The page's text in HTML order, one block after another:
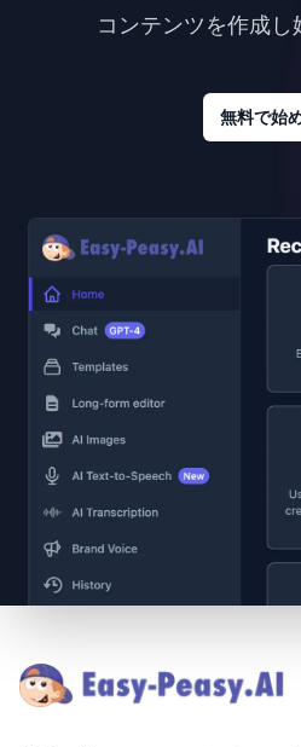
コンテンツを作成し
無料で始